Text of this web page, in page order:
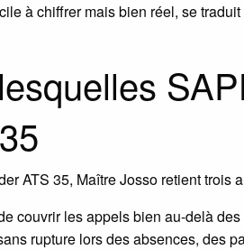
à chiffrer mais bien réel, se
ATS 35, Maître Josso retient trois
couvrir les appels bien au-delà
rupture lors des absences, des